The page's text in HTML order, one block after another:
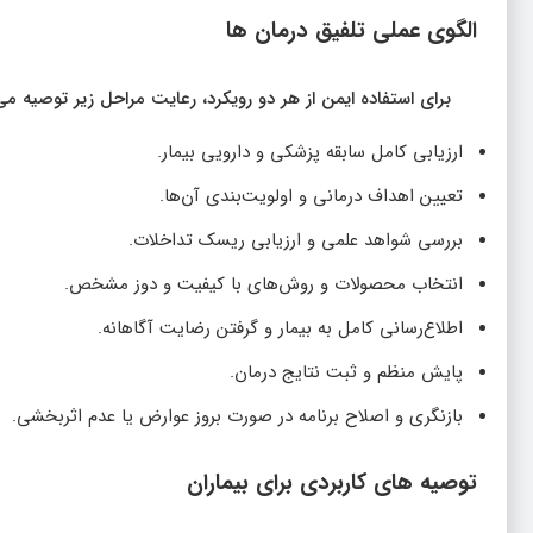
الگوی عملی تلفیق درمان‌ ها
برای استفاده ایمن از هر دو رویکرد، رعایت مراحل زیر توصیه
ارزیابی کامل سابقه پزشکی و دارویی بیمار.
تعیین اهداف درمانی و اولویت‌بندی آن‌ها.
بررسی شواهد علمی و ارزیابی ریسک تداخلات.
انتخاب محصولات و روش‌های با کیفیت و دوز مشخص.
اطلاع‌رسانی کامل به بیمار و گرفتن رضایت آگاهانه.
پایش منظم و ثبت نتایج درمان.
بازنگری و اصلاح برنامه در صورت بروز عوارض یا عدم اثربخشی.
توصیه‌ های کاربردی برای بیماران